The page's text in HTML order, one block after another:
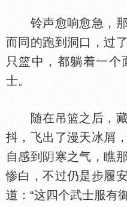
铃声愈响愈急，那
而同的跑到洞口，过
只篮中，都躺着一个
士。
随在吊篮之后，藏
抖，飞出了漫天冰屑
自感到
寒之气，瞧
惨白，不过仍是步履
道：“这四个武士服有